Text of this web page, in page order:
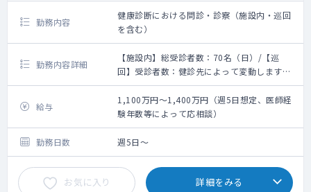
勤務内容
健康診断における問診・診察（施設内・巡回
を含む）
勤務内容詳細
【施設内】総受診者数：70名（日）/【巡
回】受診者数：健診先によって変動します
【施設健診】
施設内の健康診断・人間ドックの診察をお願
いします。
【巡回健診】
・受付終了時間から30分後くらいまでをご勤
務時間としております
・健診先：徳島県内
給与
1,100万円～1,400万円（週5日想定、医師経
験年数等によって応相談）
勤務日数 週5日～
お気に入り 詳細をみる